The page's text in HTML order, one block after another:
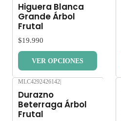
Higuera Blanca
Grande Árbol
Frutal
$19.990
VER OPCIONES
MLC4292426142
Durazno
Beterraga Árbol
Frutal